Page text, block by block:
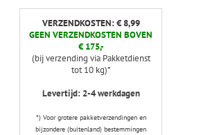
VERZENDKOSTEN: € 8,99
GEEN VERZENDKOSTEN BOVEN
€ 175,-
(bij verzending via Pakketdienst
tot 10 kg)*
Levertijd: 2-4 werkdagen
*) Voor grotere pakketverzendingen en
bijzondere (buitenland) bestemmingen